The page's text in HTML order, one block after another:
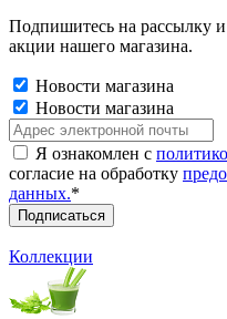
Подпишитесь на рассылку
акции нашего магазина.
Новости магазина
Новости магазина
Я ознакомлен с
согласие на обработку
данных.*
Коллекции